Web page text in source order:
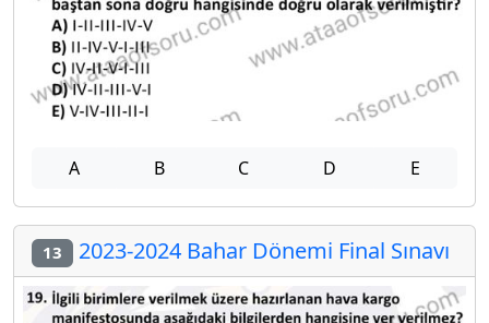
A B C D E
13 2023-2024 Bahar Dönemi Final Sınavı